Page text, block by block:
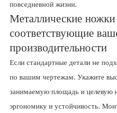
повседневной жизни.
Металлические ножки
соответствующие
производительности
Если стандартные детали не
по вашим чертежам. Укажите
занимаемую площадь и целевую
эргономику и устойчивость.